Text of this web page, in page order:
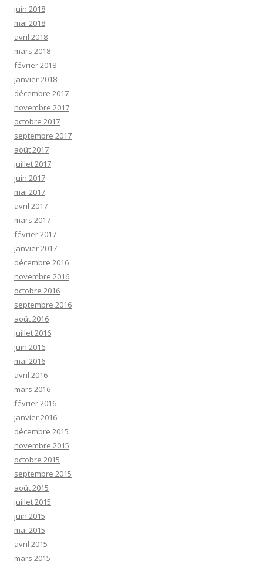
juin 2018
mai 2018
avril 2018
mars 2018
février 2018
janvier 2018
décembre 2017
novembre 2017
octobre 2017
septembre 2017
août 2017
juillet 2017
juin 2017
mai 2017
avril 2017
mars 2017
février 2017
janvier 2017
décembre 2016
novembre 2016
octobre 2016
septembre 2016
août 2016
juillet 2016
juin 2016
mai 2016
avril 2016
mars 2016
février 2016
janvier 2016
décembre 2015
novembre 2015
octobre 2015
septembre 2015
août 2015
juillet 2015
juin 2015
mai 2015
avril 2015
mars 2015